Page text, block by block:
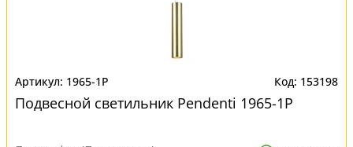
1965-1P 153198
Подвесной светильник Pendenti 1965-1P